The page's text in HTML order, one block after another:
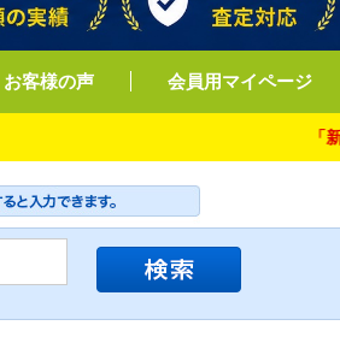
お客様の声 会員用マイページ
「新着情報